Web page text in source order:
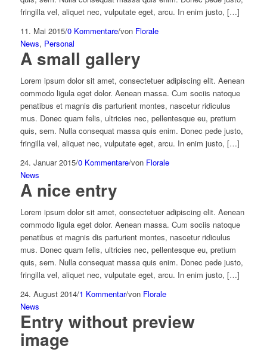
fringilla vel, aliquet nec, vulputate eget, arcu. In enim justo, […]
11. Mai 2015/0 Kommentare/von Florale
News, Personal
A small gallery
Lorem ipsum dolor sit amet, consectetuer adipiscing elit. Aenean
commodo ligula eget dolor. Aenean massa. Cum sociis natoque
penatibus et magnis dis parturient montes, nascetur ridiculus
mus. Donec quam felis, ultricies nec, pellentesque eu, pretium
quis, sem. Nulla consequat massa quis enim. Donec pede justo,
fringilla vel, aliquet nec, vulputate eget, arcu. In enim justo, […]
24. Januar 2015/0 Kommentare/von Florale
News
A nice entry
Lorem ipsum dolor sit amet, consectetuer adipiscing elit. Aenean
commodo ligula eget dolor. Aenean massa. Cum sociis natoque
penatibus et magnis dis parturient montes, nascetur ridiculus
mus. Donec quam felis, ultricies nec, pellentesque eu, pretium
quis, sem. Nulla consequat massa quis enim. Donec pede justo,
fringilla vel, aliquet nec, vulputate eget, arcu. In enim justo, […]
24. August 2014/1 Kommentar/von Florale
News
Entry without preview
image